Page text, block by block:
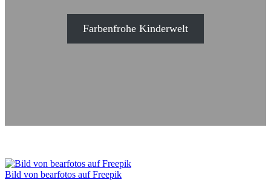
Farbenfrohe Kinderwelt
Bild von bearfotos auf Freepik